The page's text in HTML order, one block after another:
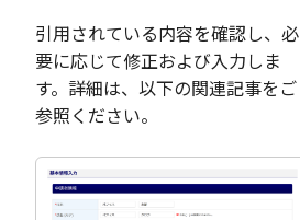
引用されている内容を確認し、必
要に応じて修正および入力しま
す。詳細は、以下の関連記事をご
参照ください。